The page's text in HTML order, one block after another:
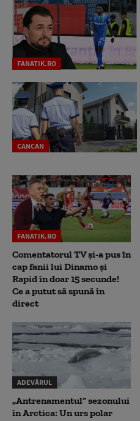
FANATIK.RO
CANCAN
FANATIK.RO
Comentatorul TV și-a pus în
cap fanii lui Dinamo și
Rapid în doar 15 secunde!
Ce a putut să spună în
direct
ADEVĂRUL
„Antrenamentul” sezonului
în Arctica: Un urs polar